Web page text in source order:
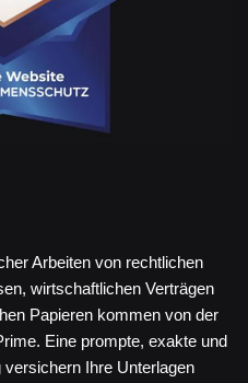
Arbeiten von rechtlichen
wirtschaftlichen Verträgen
Papieren kommen von der
Eine prompte, exakte und
Ihre Unterlagen